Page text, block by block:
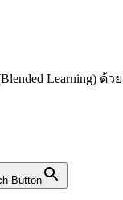
Learning) ด้
Button